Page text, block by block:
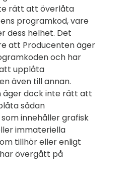
rätt att överlåta
programkod, vare
dess helhet. Det
att Producenten äger
och har
upplåta
även till annan.
äger dock inte rätt att
sådan
innehåller grafisk
immateriella
tillhör eller enligt
övergått på